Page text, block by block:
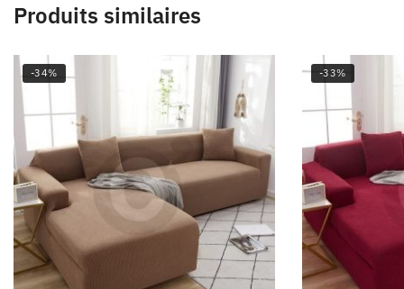
Produits similaires
-34% -33%